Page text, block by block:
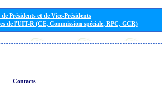
Présidents et de Vice-Présidents
de l'UIT-R (CE, Commission spéciale, RPC, GCR)
Contacts